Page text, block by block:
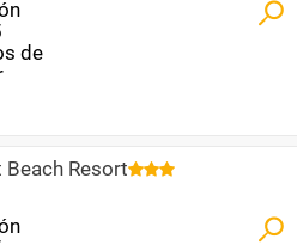
Resort